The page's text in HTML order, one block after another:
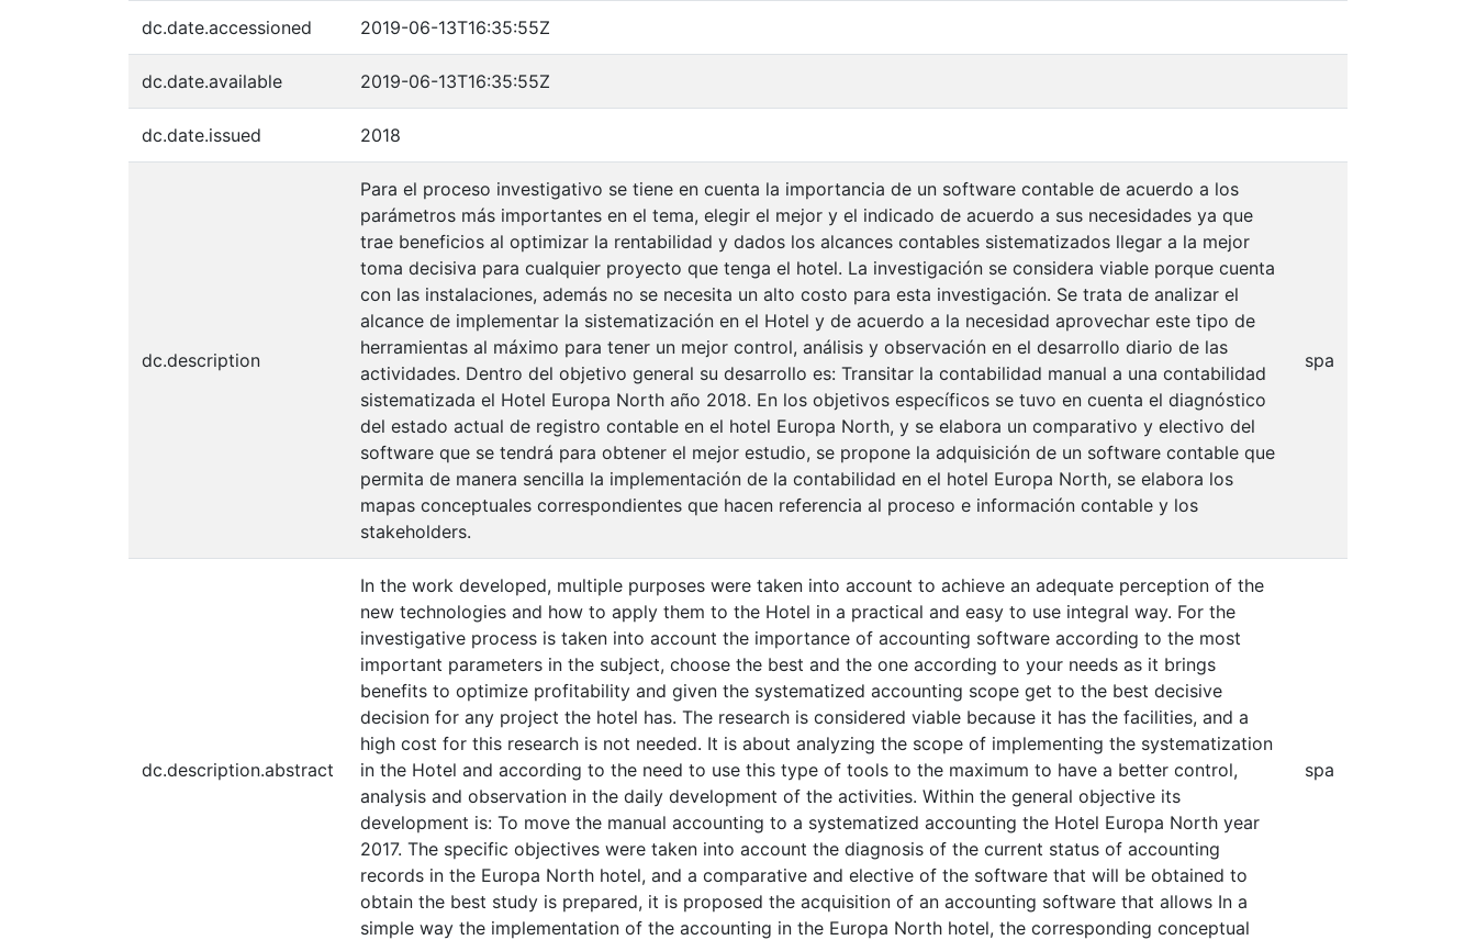
dc.date.accessioned 2019-06-13T16:35:55Z
dc.date.available 2019-06-13T16:35:55Z
dc.date.issued 2018
dc.description
Para el proceso investigativo se tiene en cuenta la importancia de un software contable de acuerdo a los
parámetros más importantes en el tema, elegir el mejor y el indicado de acuerdo a sus necesidades ya que
trae beneficios al optimizar la rentabilidad y dados los alcances contables sistematizados llegar a la mejor
toma decisiva para cualquier proyecto que tenga el hotel. La investigación se considera viable porque cuenta
con las instalaciones, además no se necesita un alto costo para esta investigación. Se trata de analizar el
alcance de implementar la sistematización en el Hotel y de acuerdo a la necesidad aprovechar este tipo de
herramientas al máximo para tener un mejor control, análisis y observación en el desarrollo diario de las
actividades. Dentro del objetivo general su desarrollo es: Transitar la contabilidad manual a una contabilidad
sistematizada el Hotel Europa North año 2018. En los objetivos específicos se tuvo en cuenta el diagnóstico
del estado actual de registro contable en el hotel Europa North, y se elabora un comparativo y electivo del
software que se tendrá para obtener el mejor estudio, se propone la adquisición de un software contable que
permita de manera sencilla la implementación de la contabilidad en el hotel Europa North, se elabora los
mapas conceptuales correspondientes que hacen referencia al proceso e información contable y los
stakeholders.
spa
dc.description.abstract
In the work developed, multiple purposes were taken into account to achieve an adequate perception of the
new technologies and how to apply them to the Hotel in a practical and easy to use integral way. For the
investigative process is taken into account the importance of accounting software according to the most
important parameters in the subject, choose the best and the one according to your needs as it brings
benefits to optimize profitability and given the systematized accounting scope get to the best decisive
decision for any project the hotel has. The research is considered viable because it has the facilities, and a
high cost for this research is not needed. It is about analyzing the scope of implementing the systematization
in the Hotel and according to the need to use this type of tools to the maximum to have a better control,
analysis and observation in the daily development of the activities. Within the general objective its
development is: To move the manual accounting to a systematized accounting the Hotel Europa North year
2017. The specific objectives were taken into account the diagnosis of the current status of accounting
records in the Europa North hotel, and a comparative and elective of the software that will be obtained to
obtain the best study is prepared, it is proposed the acquisition of an accounting software that allows In a
simple way the implementation of the accounting in the Europa North hotel, the corresponding conceptual
spa